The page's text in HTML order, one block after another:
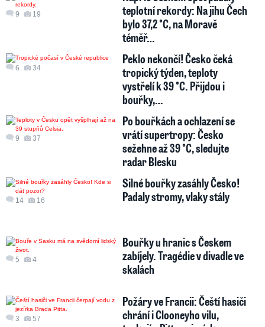
9 19
teplotní rekordy: Na jihu Čech
bylo 37,2 °C, na Moravě
téměř…
6 34
Peklo nekončí! Česko čeká
tropický týden, teploty
vystřelí k 39 °C. Přijdou i
bouřky,…
9 37
Po bouřkách a ochlazení se
vrátí supertropy: Česko
sežehne až 39 °C, sledujte
radar Blesku
14 16
Silné bouřky zasáhly Česko!
Padaly stromy, vlaky stály
5 4
Bouřky u hranic s Českem
zabíjely. Tragédie v divadle ve
skalách
3 57
Požáry ve Francii: Čeští hasiči
chrání i Clooneyho vilu,